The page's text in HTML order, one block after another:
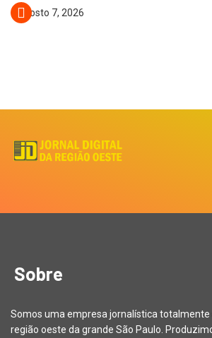
agosto 7, 2026
Sobre
Somos uma empresa jornalística totalmente
região oeste da grande São Paulo.